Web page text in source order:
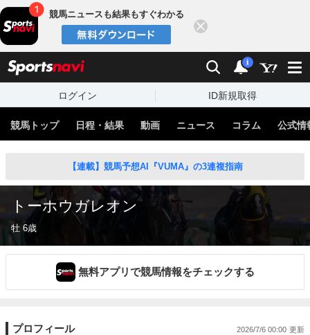
競馬ニュースも結果もすぐわかる
検索 通知
i
ログイン ID新規取得
競馬トップ 日程・結果 動画 ニュース コラム 公式情
【連載】競馬予想AI『VUMA』の3連複指南
トーホウガレオン
牡 6歳
無料アプリで競馬情報をチェックする
プロフィール 2026/7/6 00:00